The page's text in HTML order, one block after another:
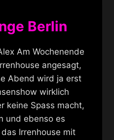
Berlin
Am Wochenende
angesagt,
Abend wird ja erst
wirklich
keine Spass macht,
und ebenso es
Irrenhouse mit